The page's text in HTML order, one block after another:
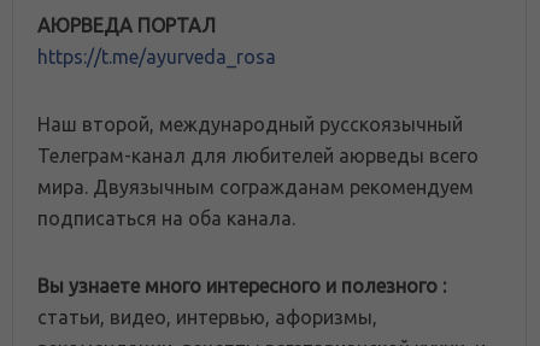
АЮРВЕДА ПОРТАЛ
https://t.me/ayurveda_rosa
Наш второй, международный русскоязычный
Телеграм-канал для любителей аюрведы всего
мира. Двуязычным согражданам рекомендуем
подписаться на оба канала.
Вы узнаете много интересного и полезного :
статьи, видео, интервью, афоризмы,